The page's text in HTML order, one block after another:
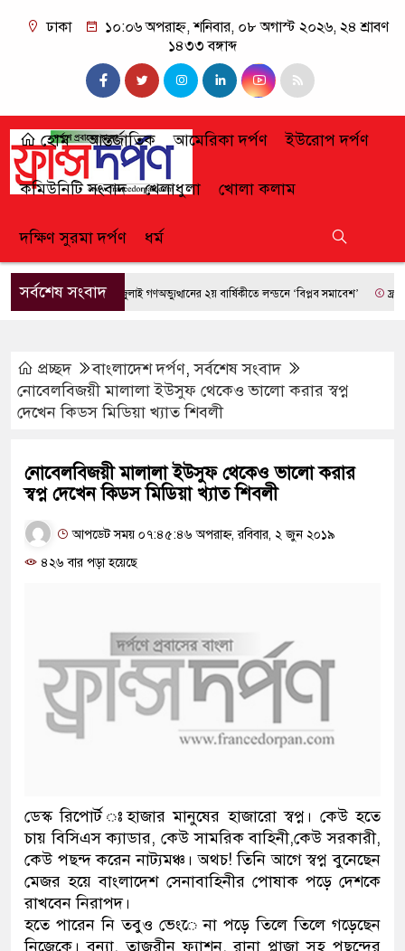
ঢাকা
১০:০৬ অপরাহ্ন, শনিবার, ০৮ অগাস্ট ২০২৬, ২৪ শ্রাবণ
১৪৩৩ বঙ্গাব্দ
হোম আন্তর্জাতিক আমেরিকা দর্পণ ইউরোপ দর্পণ
কমিউনিটি সংবাদ খেলাধুলা খোলা কলাম
দক্ষিণ সুরমা দর্পণ ধর্ম
সর্বশেষ সংবাদজুলাই গণঅভ্যুত্থানের ২য় বার্ষিকীতে লন্ডনে ‘বিপ্লব সমাবেশ’ ফ্রান্সে
প্রচ্ছদ বাংলাদেশ দর্পণ,সর্বশেষ সংবাদ
নোবেলবিজয়ী মালালা ইউসুফ থেকেও ভালো করার স্বপ্ন
দেখেন কিডস মিডিয়া খ্যাত শিবলী
নোবেলবিজয়ী মালালা ইউসুফ থেকেও ভালো করার
স্বপ্ন দেখেন কিডস মিডিয়া খ্যাত শিবলী
আপডেট সময় ০৭:৪৫:৪৬ অপরাহ্ন, রবিবার, ২ জুন ২০১৯
৪২৬ বার পড়া হয়েছে
ডেস্ক রিপোর্ট ঃহাজার মানুষের হাজারো স্বপ্ন। কেউ হতে
চায় বিসিএস ক্যাডার, কেউ সামরিক বাহিনী,কেউ সরকারী,
কেউ পছন্দ করেন নাট্যমঞ্চ। অথচ! তিনি আগে স্বপ্ন বুনেছেন
মেজর হয়ে বাংলাদেশ সেনাবাহিনীর পোষাক পড়ে দেশকে
রাখবেন নিরাপদ।
হতে পারেন নি তবুও ভেংে না পড়ে তিলে তিলে গড়েছেন
নিজেকে। বন্যা, তাজরীন ফ্যাশন, রানা প্লাজা সহ পছন্দের